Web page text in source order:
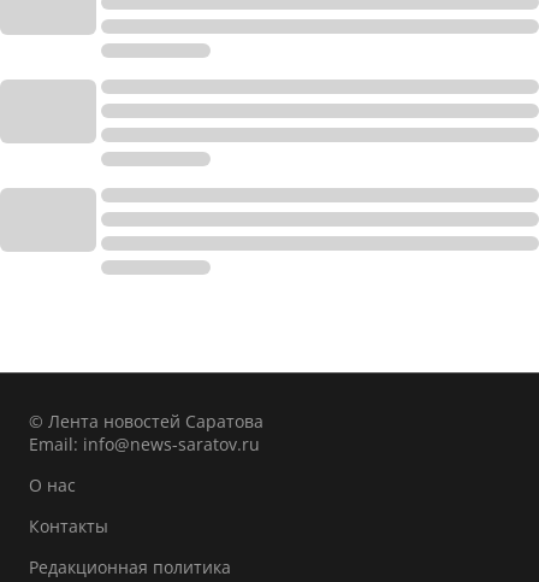
© Лента новостей Саратова
Email: info@news-saratov.ru
О нас
Контакты
Редакционная политика